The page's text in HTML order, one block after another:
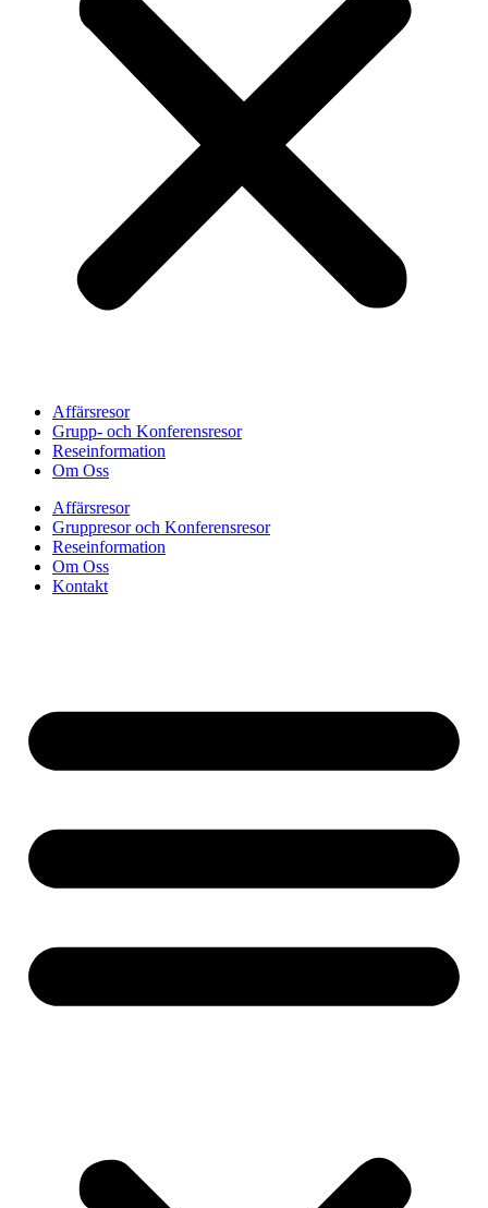
Affärsresor
Grupp- och Konferensresor
Reseinformation
Om Oss
Affärsresor
Gruppresor och Konferensresor
Reseinformation
Om Oss
Kontakt